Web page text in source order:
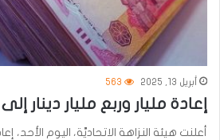
أبريل 13, 2025 563
إعادة مليار وربع مليار دينار
أعلنت هيئة النزاهة الاتحاديَّة، اليوم الأحد،